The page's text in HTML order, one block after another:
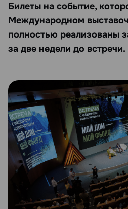
Билеты на событие,
Международном
полностью реализованы
за две недели до встречи.